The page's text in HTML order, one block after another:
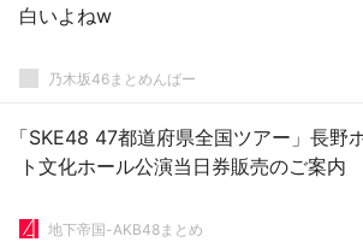
白いよねw
乃木坂46まとめんばー
「SKE48 47都道府県全国ツアー」長野
ト文化ホール公演当日券販売のご案内
地下帝国-AKB48まとめ